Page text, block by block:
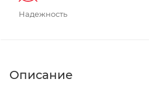
Надежность
Описание